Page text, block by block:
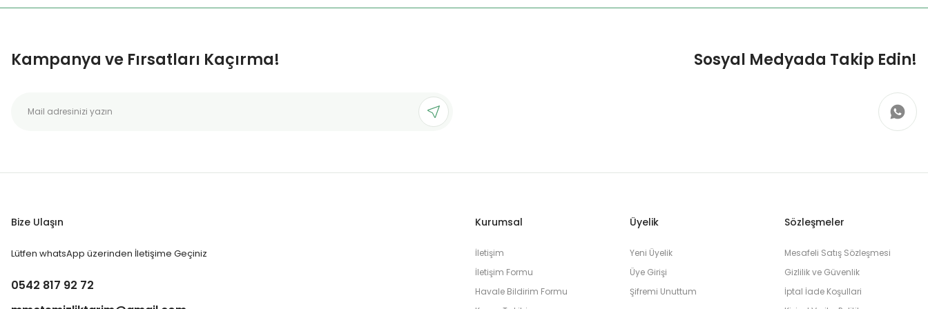
Kampanya ve Fırsatları Kaçırma! Sosyal Medyada Takip Edin!
Bize Ulaşın
Lütfen whatsApp üzerinden İletişime Geçiniz
0542 817 92 72
Kurumsal
İletişim
İletişim Formu
Havale Bildirim Formu
Üyelik
Yeni Üyelik
Üye Girişi
Şifremi Unuttum
Sözleşmeler
Mesafeli Satış Sözleşmesi
Gizlilik ve Güvenlik
İptal İade Koşullari